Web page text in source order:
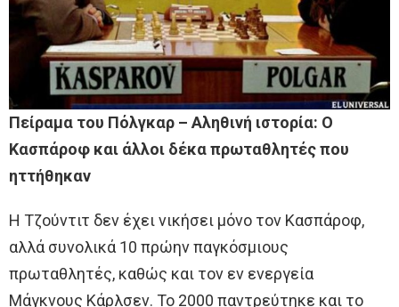
Πείραμα του Πόλγκαρ – Αληθινή ιστορία: Ο
Κασπάροφ και άλλοι δέκα πρωταθλητές που
ηττήθηκαν
Η Τζούντιτ δεν έχει νικήσει μόνο τον Κασπάροφ,
αλλά συνολικά 10 πρώην παγκόσμιους
πρωταθλητές, καθώς και τον εν ενεργεία
Μάγκνους Κάρλσεν. To 2000 παντρεύτηκε και το